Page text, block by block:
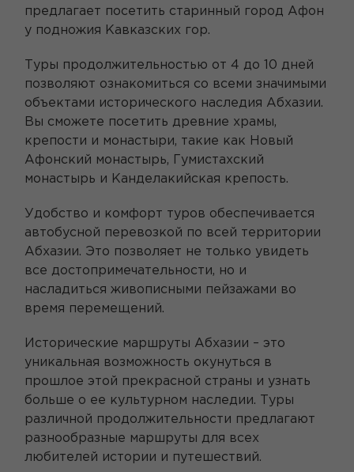
предлагает посетить старинный город Афон
у подножия Кавказских гор.
Туры продолжительностью от 4 до 10 дней
позволяют ознакомиться со всеми значимыми
объектами исторического наследия Абхазии.
Вы сможете посетить древние храмы,
крепости и монастыри, такие как Новый
Афонский монастырь, Гумистахский
монастырь и Канделакийская крепость.
Удобство и комфорт туров обеспечивается
автобусной перевозкой по всей территории
Абхазии. Это позволяет не только увидеть
все достопримечательности, но и
насладиться живописными пейзажами во
время перемещений.
Исторические маршруты Абхазии – это
уникальная возможность окунуться в
прошлое этой прекрасной страны и узнать
больше о ее культурном наследии. Туры
различной продолжительности предлагают
разнообразные маршруты для всех
любителей истории и путешествий.